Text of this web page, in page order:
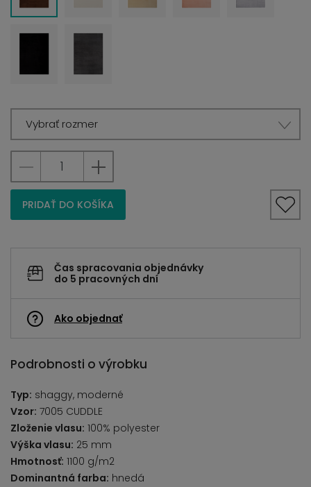
Vybrať rozmer
PRIDAŤ DO KOŠÍKA
Čas spracovania objednávky
do 5 pracovných dní
Ako objednať
Podrobnosti o výrobku
Typ: shaggy, moderné
Vzor: 7005 CUDDLE
Zloženie vlasu: 100% polyester
Výška vlasu: 25 mm
Hmotnosť: 1100 g/m2
Dominantná farba: hnedá